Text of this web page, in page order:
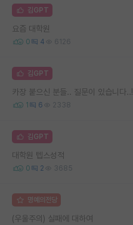
김GPT
요즘 대학원
0 4 6126
김GPT
카장 붙으신 분들.. 질문이 있습니다..!
1 6 2338
김GPT
대학원 텝스성적
0 2 3685
명예의전당
(우울주의) 실패에 대하여